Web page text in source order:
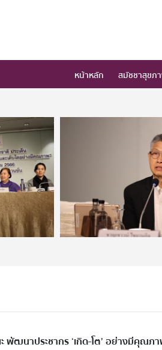
หน้าหลัก สมัชชาสุขภ
พัฒนาประชากร ‘เกิด-โต’ อย่างมีคุณภ